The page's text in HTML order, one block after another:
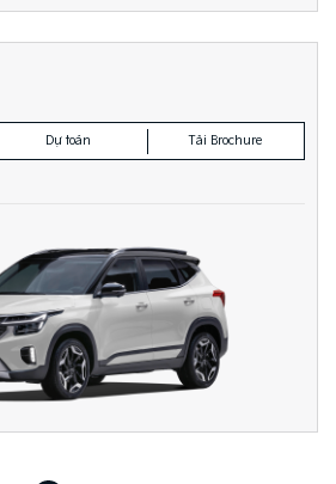
Dự toán Tải Brochure